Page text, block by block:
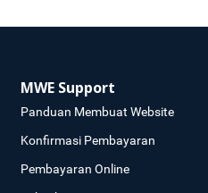
MWE Support
Panduan Membuat Website
Konfirmasi Pembayaran
Pembayaran Online